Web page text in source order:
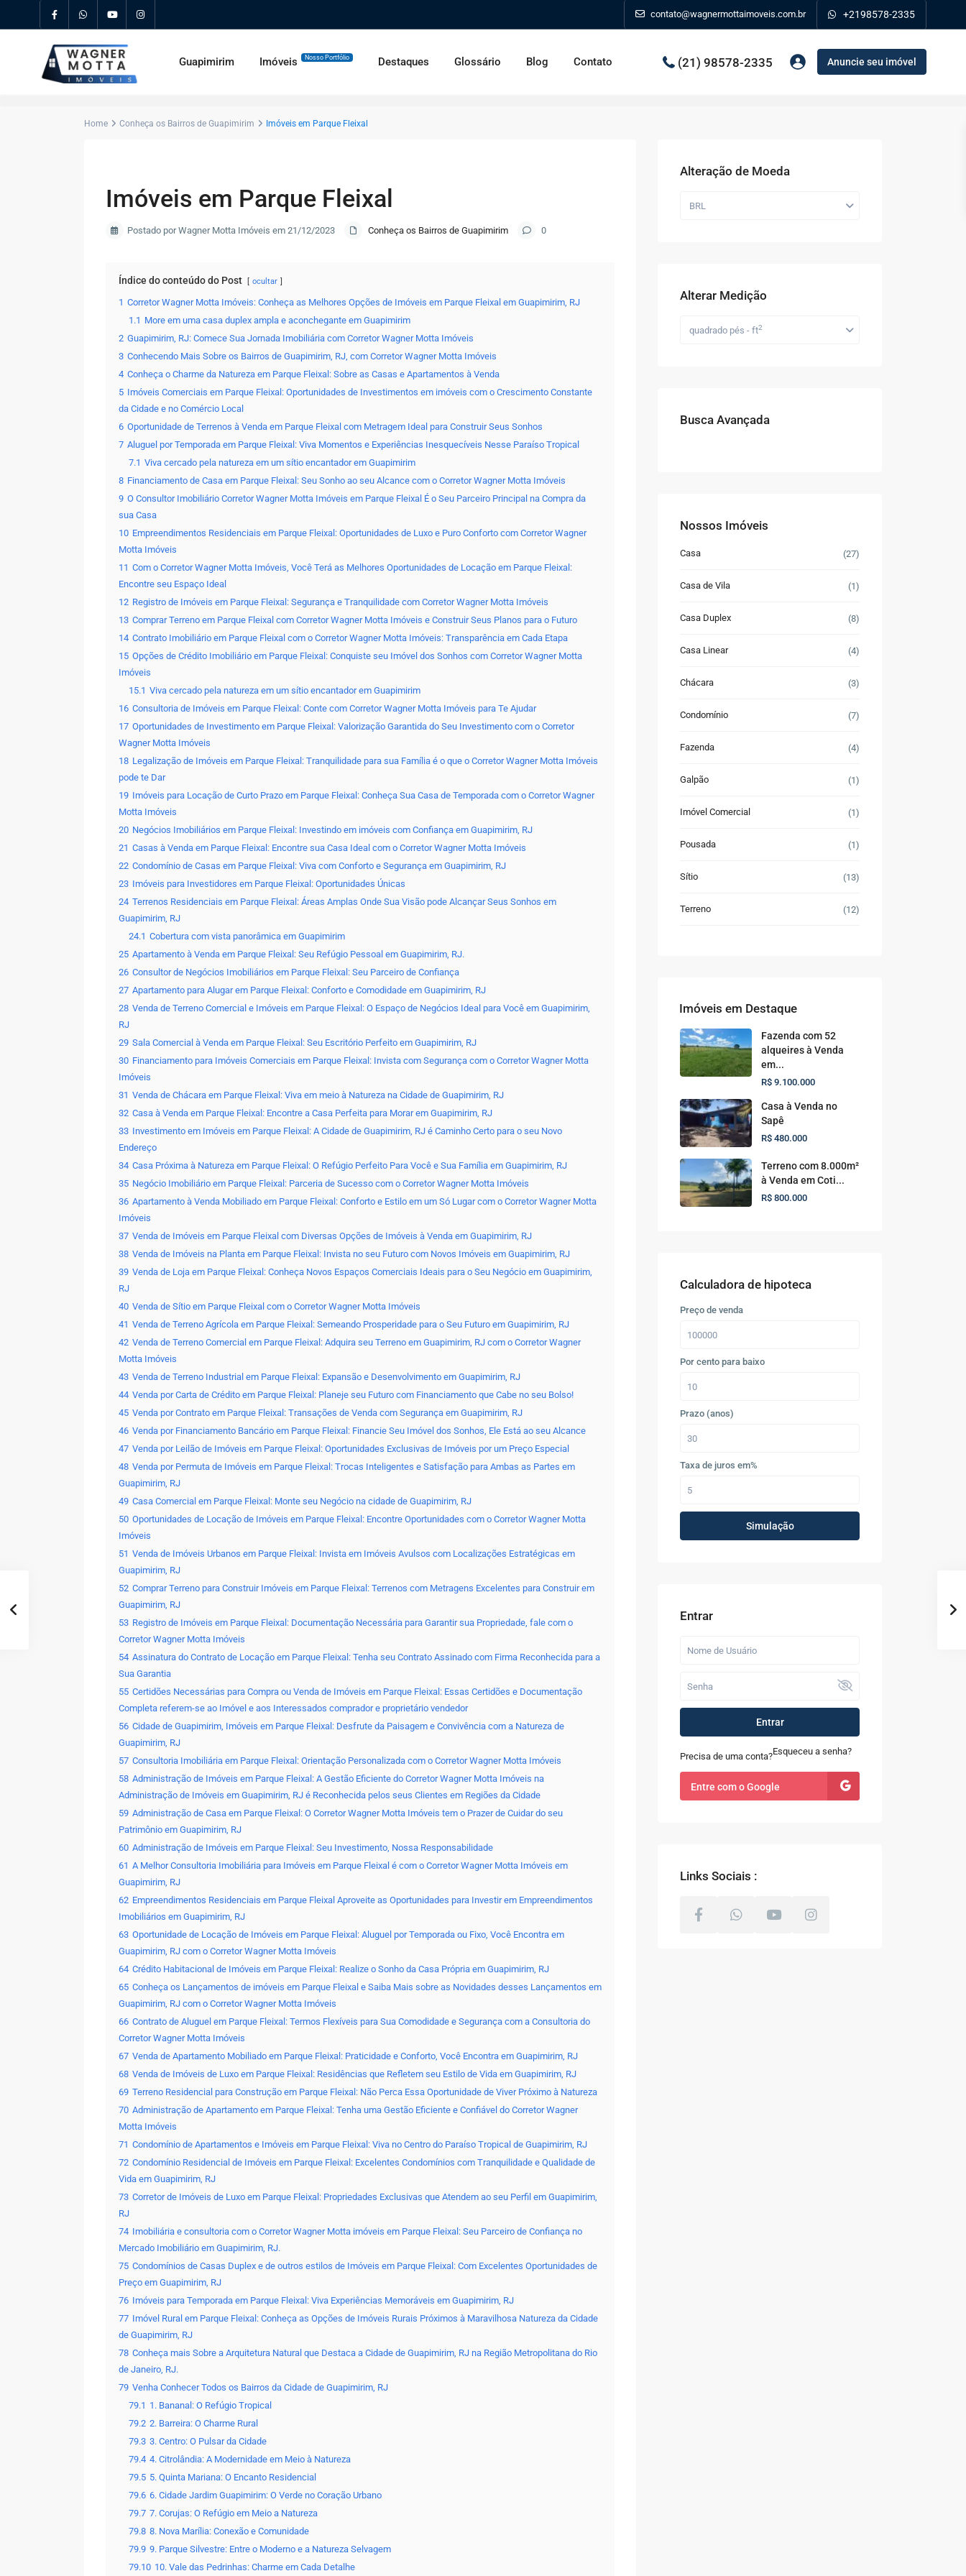
contato@wagnermottaimoveis.com.br +2198578-2335
Guapimirim Imóveis Nosso Portfólio Destaques Glossário Blog Contato (21) 98578-2335 Anuncie seu imóvel
Home Conheça os Bairros de Guapimirim Imóveis em Parque Fleixal
Imóveis em Parque Fleixal
Postado por Wagner Motta Imóveis em 21/12/2023 Conheça os Bairros de Guapimirim 0
Índice do conteúdo do Post ocultar
1 Corretor Wagner Motta Imóveis: Conheça as Melhores Opções de Imóveis em Parque Fleixal em Guapimirim, RJ
1.1 More em uma casa duplex ampla e aconchegante em Guapimirim
2 Guapimirim, RJ: Comece Sua Jornada Imobiliária com Corretor Wagner Motta Imóveis
3 Conhecendo Mais Sobre os Bairros de Guapimirim, RJ, com Corretor Wagner Motta Imóveis
4 Conheça o Charme da Natureza em Parque Fleixal: Sobre as Casas e Apartamentos à Venda
5 Imóveis Comerciais em Parque Fleixal: Oportunidades de Investimentos em imóveis com o Crescimento Constante
da Cidade e no Comércio Local
6 Oportunidade de Terrenos à Venda em Parque Fleixal com Metragem Ideal para Construir Seus Sonhos
7 Aluguel por Temporada em Parque Fleixal: Viva Momentos e Experiências Inesquecíveis Nesse Paraíso Tropical
7.1 Viva cercado pela natureza em um sítio encantador em Guapimirim
8 Financiamento de Casa em Parque Fleixal: Seu Sonho ao seu Alcance com o Corretor Wagner Motta Imóveis
9 O Consultor Imobiliário Corretor Wagner Motta Imóveis em Parque Fleixal É o Seu Parceiro Principal na Compra da
sua Casa
10 Empreendimentos Residenciais em Parque Fleixal: Oportunidades de Luxo e Puro Conforto com Corretor Wagner
Motta Imóveis
11 Com o Corretor Wagner Motta Imóveis, Você Terá as Melhores Oportunidades de Locação em Parque Fleixal:
Encontre seu Espaço Ideal
12 Registro de Imóveis em Parque Fleixal: Segurança e Tranquilidade com Corretor Wagner Motta Imóveis
13 Comprar Terreno em Parque Fleixal com Corretor Wagner Motta Imóveis e Construir Seus Planos para o Futuro
14 Contrato Imobiliário em Parque Fleixal com o Corretor Wagner Motta Imóveis: Transparência em Cada Etapa
15 Opções de Crédito Imobiliário em Parque Fleixal: Conquiste seu Imóvel dos Sonhos com Corretor Wagner Motta
Imóveis
15.1 Viva cercado pela natureza em um sítio encantador em Guapimirim
16 Consultoria de Imóveis em Parque Fleixal: Conte com Corretor Wagner Motta Imóveis para Te Ajudar
17 Oportunidades de Investimento em Parque Fleixal: Valorização Garantida do Seu Investimento com o Corretor
Wagner Motta Imóveis
18 Legalização de Imóveis em Parque Fleixal: Tranquilidade para sua Família é o que o Corretor Wagner Motta Imóveis
pode te Dar
19 Imóveis para Locação de Curto Prazo em Parque Fleixal: Conheça Sua Casa de Temporada com o Corretor Wagner
Motta Imóveis
20 Negócios Imobiliários em Parque Fleixal: Investindo em imóveis com Confiança em Guapimirim, RJ
21 Casas à Venda em Parque Fleixal: Encontre sua Casa Ideal com o Corretor Wagner Motta Imóveis
22 Condomínio de Casas em Parque Fleixal: Viva com Conforto e Segurança em Guapimirim, RJ
23 Imóveis para Investidores em Parque Fleixal: Oportunidades Únicas
24 Terrenos Residenciais em Parque Fleixal: Áreas Amplas Onde Sua Visão pode Alcançar Seus Sonhos em
Guapimirim, RJ
24.1 Cobertura com vista panorâmica em Guapimirim
25 Apartamento à Venda em Parque Fleixal: Seu Refúgio Pessoal em Guapimirim, RJ.
26 Consultor de Negócios Imobiliários em Parque Fleixal: Seu Parceiro de Confiança
27 Apartamento para Alugar em Parque Fleixal: Conforto e Comodidade em Guapimirim, RJ
28 Venda de Terreno Comercial e Imóveis em Parque Fleixal: O Espaço de Negócios Ideal para Você em Guapimirim,
RJ
29 Sala Comercial à Venda em Parque Fleixal: Seu Escritório Perfeito em Guapimirim, RJ
30 Financiamento para Imóveis Comerciais em Parque Fleixal: Invista com Segurança com o Corretor Wagner Motta
Imóveis
31 Venda de Chácara em Parque Fleixal: Viva em meio à Natureza na Cidade de Guapimirim, RJ
32 Casa à Venda em Parque Fleixal: Encontre a Casa Perfeita para Morar em Guapimirim, RJ
33 Investimento em Imóveis em Parque Fleixal: A Cidade de Guapimirim, RJ é Caminho Certo para o seu Novo
Endereço
34 Casa Próxima à Natureza em Parque Fleixal: O Refúgio Perfeito Para Você e Sua Família em Guapimirim, RJ
35 Negócio Imobiliário em Parque Fleixal: Parceria de Sucesso com o Corretor Wagner Motta Imóveis
36 Apartamento à Venda Mobiliado em Parque Fleixal: Conforto e Estilo em um Só Lugar com o Corretor Wagner Motta
Imóveis
37 Venda de Imóveis em Parque Fleixal com Diversas Opções de Imóveis à Venda em Guapimirim, RJ
38 Venda de Imóveis na Planta em Parque Fleixal: Invista no seu Futuro com Novos Imóveis em Guapimirim, RJ
39 Venda de Loja em Parque Fleixal: Conheça Novos Espaços Comerciais Ideais para o Seu Negócio em Guapimirim,
RJ
40 Venda de Sítio em Parque Fleixal com o Corretor Wagner Motta Imóveis
41 Venda de Terreno Agrícola em Parque Fleixal: Semeando Prosperidade para o Seu Futuro em Guapimirim, RJ
42 Venda de Terreno Comercial em Parque Fleixal: Adquira seu Terreno em Guapimirim, RJ com o Corretor Wagner
Motta Imóveis
43 Venda de Terreno Industrial em Parque Fleixal: Expansão e Desenvolvimento em Guapimirim, RJ
44 Venda por Carta de Crédito em Parque Fleixal: Planeje seu Futuro com Financiamento que Cabe no seu Bolso!
45 Venda por Contrato em Parque Fleixal: Transações de Venda com Segurança em Guapimirim, RJ
46 Venda por Financiamento Bancário em Parque Fleixal: Financie Seu Imóvel dos Sonhos, Ele Está ao seu Alcance
47 Venda por Leilão de Imóveis em Parque Fleixal: Oportunidades Exclusivas de Imóveis por um Preço Especial
48 Venda por Permuta de Imóveis em Parque Fleixal: Trocas Inteligentes e Satisfação para Ambas as Partes em
Guapimirim, RJ
49 Casa Comercial em Parque Fleixal: Monte seu Negócio na cidade de Guapimirim, RJ
50 Oportunidades de Locação de Imóveis em Parque Fleixal: Encontre Oportunidades com o Corretor Wagner Motta
Imóveis
51 Venda de Imóveis Urbanos em Parque Fleixal: Invista em Imóveis Avulsos com Localizações Estratégicas em
Guapimirim, RJ
52 Comprar Terreno para Construir Imóveis em Parque Fleixal: Terrenos com Metragens Excelentes para Construir em
Guapimirim, RJ
53 Registro de Imóveis em Parque Fleixal: Documentação Necessária para Garantir sua Propriedade, fale com o
Corretor Wagner Motta Imóveis
54 Assinatura do Contrato de Locação em Parque Fleixal: Tenha seu Contrato Assinado com Firma Reconhecida para a
Sua Garantia
55 Certidões Necessárias para Compra ou Venda de Imóveis em Parque Fleixal: Essas Certidões e Documentação
Completa referem-se ao Imóvel e aos Interessados comprador e proprietário vendedor
56 Cidade de Guapimirim, Imóveis em Parque Fleixal: Desfrute da Paisagem e Convivência com a Natureza de
Guapimirim, RJ
57 Consultoria Imobiliária em Parque Fleixal: Orientação Personalizada com o Corretor Wagner Motta Imóveis
58 Administração de Imóveis em Parque Fleixal: A Gestão Eficiente do Corretor Wagner Motta Imóveis na
Administração de Imóveis em Guapimirim, RJ é Reconhecida pelos seus Clientes em Regiões da Cidade
59 Administração de Casa em Parque Fleixal: O Corretor Wagner Motta Imóveis tem o Prazer de Cuidar do seu
Patrimônio em Guapimirim, RJ
60 Administração de Imóveis em Parque Fleixal: Seu Investimento, Nossa Responsabilidade
61 A Melhor Consultoria Imobiliária para Imóveis em Parque Fleixal é com o Corretor Wagner Motta Imóveis em
Guapimirim, RJ
62 Empreendimentos Residenciais em Parque Fleixal Aproveite as Oportunidades para Investir em Empreendimentos
Imobiliários em Guapimirim, RJ
63 Oportunidade de Locação de Imóveis em Parque Fleixal: Aluguel por Temporada ou Fixo, Você Encontra em
Guapimirim, RJ com o Corretor Wagner Motta Imóveis
64 Crédito Habitacional de Imóveis em Parque Fleixal: Realize o Sonho da Casa Própria em Guapimirim, RJ
65 Conheça os Lançamentos de imóveis em Parque Fleixal e Saiba Mais sobre as Novidades desses Lançamentos em
Guapimirim, RJ com o Corretor Wagner Motta Imóveis
66 Contrato de Aluguel em Parque Fleixal: Termos Flexíveis para Sua Comodidade e Segurança com a Consultoria do
Corretor Wagner Motta Imóveis
67 Venda de Apartamento Mobiliado em Parque Fleixal: Praticidade e Conforto, Você Encontra em Guapimirim, RJ
68 Venda de Imóveis de Luxo em Parque Fleixal: Residências que Refletem seu Estilo de Vida em Guapimirim, RJ
69 Terreno Residencial para Construção em Parque Fleixal: Não Perca Essa Oportunidade de Viver Próximo à Natureza
70 Administração de Apartamento em Parque Fleixal: Tenha uma Gestão Eficiente e Confiável do Corretor Wagner
Motta Imóveis
71 Condomínio de Apartamentos e Imóveis em Parque Fleixal: Viva no Centro do Paraíso Tropical de Guapimirim, RJ
72 Condomínio Residencial de Imóveis em Parque Fleixal: Excelentes Condomínios com Tranquilidade e Qualidade de
Vida em Guapimirim, RJ
73 Corretor de Imóveis de Luxo em Parque Fleixal: Propriedades Exclusivas que Atendem ao seu Perfil em Guapimirim,
RJ
74 Imobiliária e consultoria com o Corretor Wagner Motta imóveis em Parque Fleixal: Seu Parceiro de Confiança no
Mercado Imobiliário em Guapimirim, RJ.
75 Condomínios de Casas Duplex e de outros estilos de Imóveis em Parque Fleixal: Com Excelentes Oportunidades de
Preço em Guapimirim, RJ
76 Imóveis para Temporada em Parque Fleixal: Viva Experiências Memoráveis em Guapimirim, RJ
77 Imóvel Rural em Parque Fleixal: Conheça as Opções de Imóveis Rurais Próximos à Maravilhosa Natureza da Cidade
de Guapimirim, RJ
78 Conheça mais Sobre a Arquitetura Natural que Destaca a Cidade de Guapimirim, RJ na Região Metropolitana do Rio
de Janeiro, RJ.
79 Venha Conhecer Todos os Bairros da Cidade de Guapimirim, RJ
79.1 1. Bananal: O Refúgio Tropical
79.2 2. Barreira: O Charme Rural
79.3 3. Centro: O Pulsar da Cidade
79.4 4. Citrolândia: A Modernidade em Meio à Natureza
79.5 5. Quinta Mariana: O Encanto Residencial
79.6 6. Cidade Jardim Guapimirim: O Verde no Coração Urbano
79.7 7. Corujas: O Refúgio em Meio a Natureza
79.8 8. Nova Marília: Conexão e Comunidade
79.9 9. Parque Silvestre: Entre o Moderno e a Natureza Selvagem
79.10 10. Vale das Pedrinhas: Charme em Cada Detalhe
Alteração de Moeda
BRL
Alterar Medição
quadrado pés - ft2
Busca Avançada
Nossos Imóveis
Casa (27)
Casa de Vila (1)
Casa Duplex (8)
Casa Linear (4)
Chácara (3)
Condomínio (7)
Fazenda (4)
Galpão (1)
Imóvel Comercial (1)
Pousada (1)
Sítio (13)
Terreno (12)
Imóveis em Destaque
Fazenda com 52
alqueires à Venda
em...
R$ 9.100.000
Casa à Venda no
Sapê
R$ 480.000
Terreno com 8.000m²
à Venda em Coti...
R$ 800.000
Calculadora de hipoteca
Preço de venda
Por cento para baixo
Prazo (anos)
Taxa de juros em%
Simulação
Entrar
Entrar
Precisa de uma conta?Esqueceu a senha?
Entre com o Google
Links Sociais :